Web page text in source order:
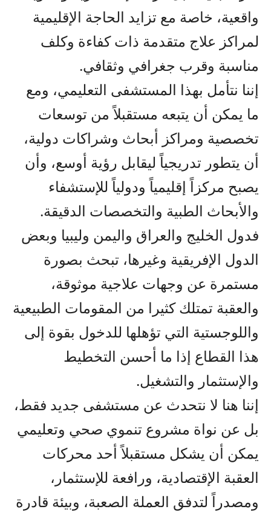
واقعية، خاصة مع تزايد الحاجة الإقليمية
لمراكز علاج متقدمة ذات كفاءة وكلف
مناسبة وقرب جغرافي وثقافي.
إننا نتأمل بهذا المستشفى التعليمي، ومع
ما يمكن أن يتبعه مستقبلاً من توسعات
تخصصية ومراكز أبحاث وشراكات دولية،
أن يتطور تدريجياً ليقابل رؤية أوسع، وأن
يصبح مركزاً إقليمياً ودولياً للإستشفاء
والأبحاث الطبية والتخصصات الدقيقة.
فدول الخليج والعراق واليمن وليبيا وبعض
الدول الإفريقية وغيرها، تبحث بصورة
مستمرة عن وجهات علاجية موثوقة،
والعقبة تمتلك كثيرا من المقومات الطبيعية
واللوجستية التي تؤهلها للدخول بقوة إلى
هذا القطاع إذا ما أحسن التخطيط
والإستثمار والتشغيل.
إننا هنا لا نتحدث عن مستشفى جديد فقط،
بل عن نواة مشروع تنموي صحي وتعليمي
يمكن أن يشكل مستقبلاً أحد محركات
العقبة الإقتصادية، ورافعة للإستثمار،
ومصدراً لتدفق العملة الصعبة، وبيئة قادرة